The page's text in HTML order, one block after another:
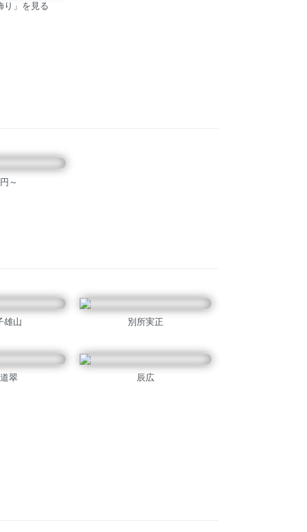
り」を見る
～
雄山 別所実正
翠 辰広